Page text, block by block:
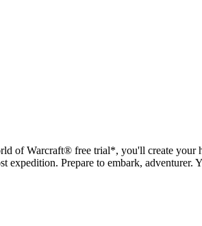
of Warcraft® free trial*, you'll create your
expedition. Prepare to embark, adventurer.